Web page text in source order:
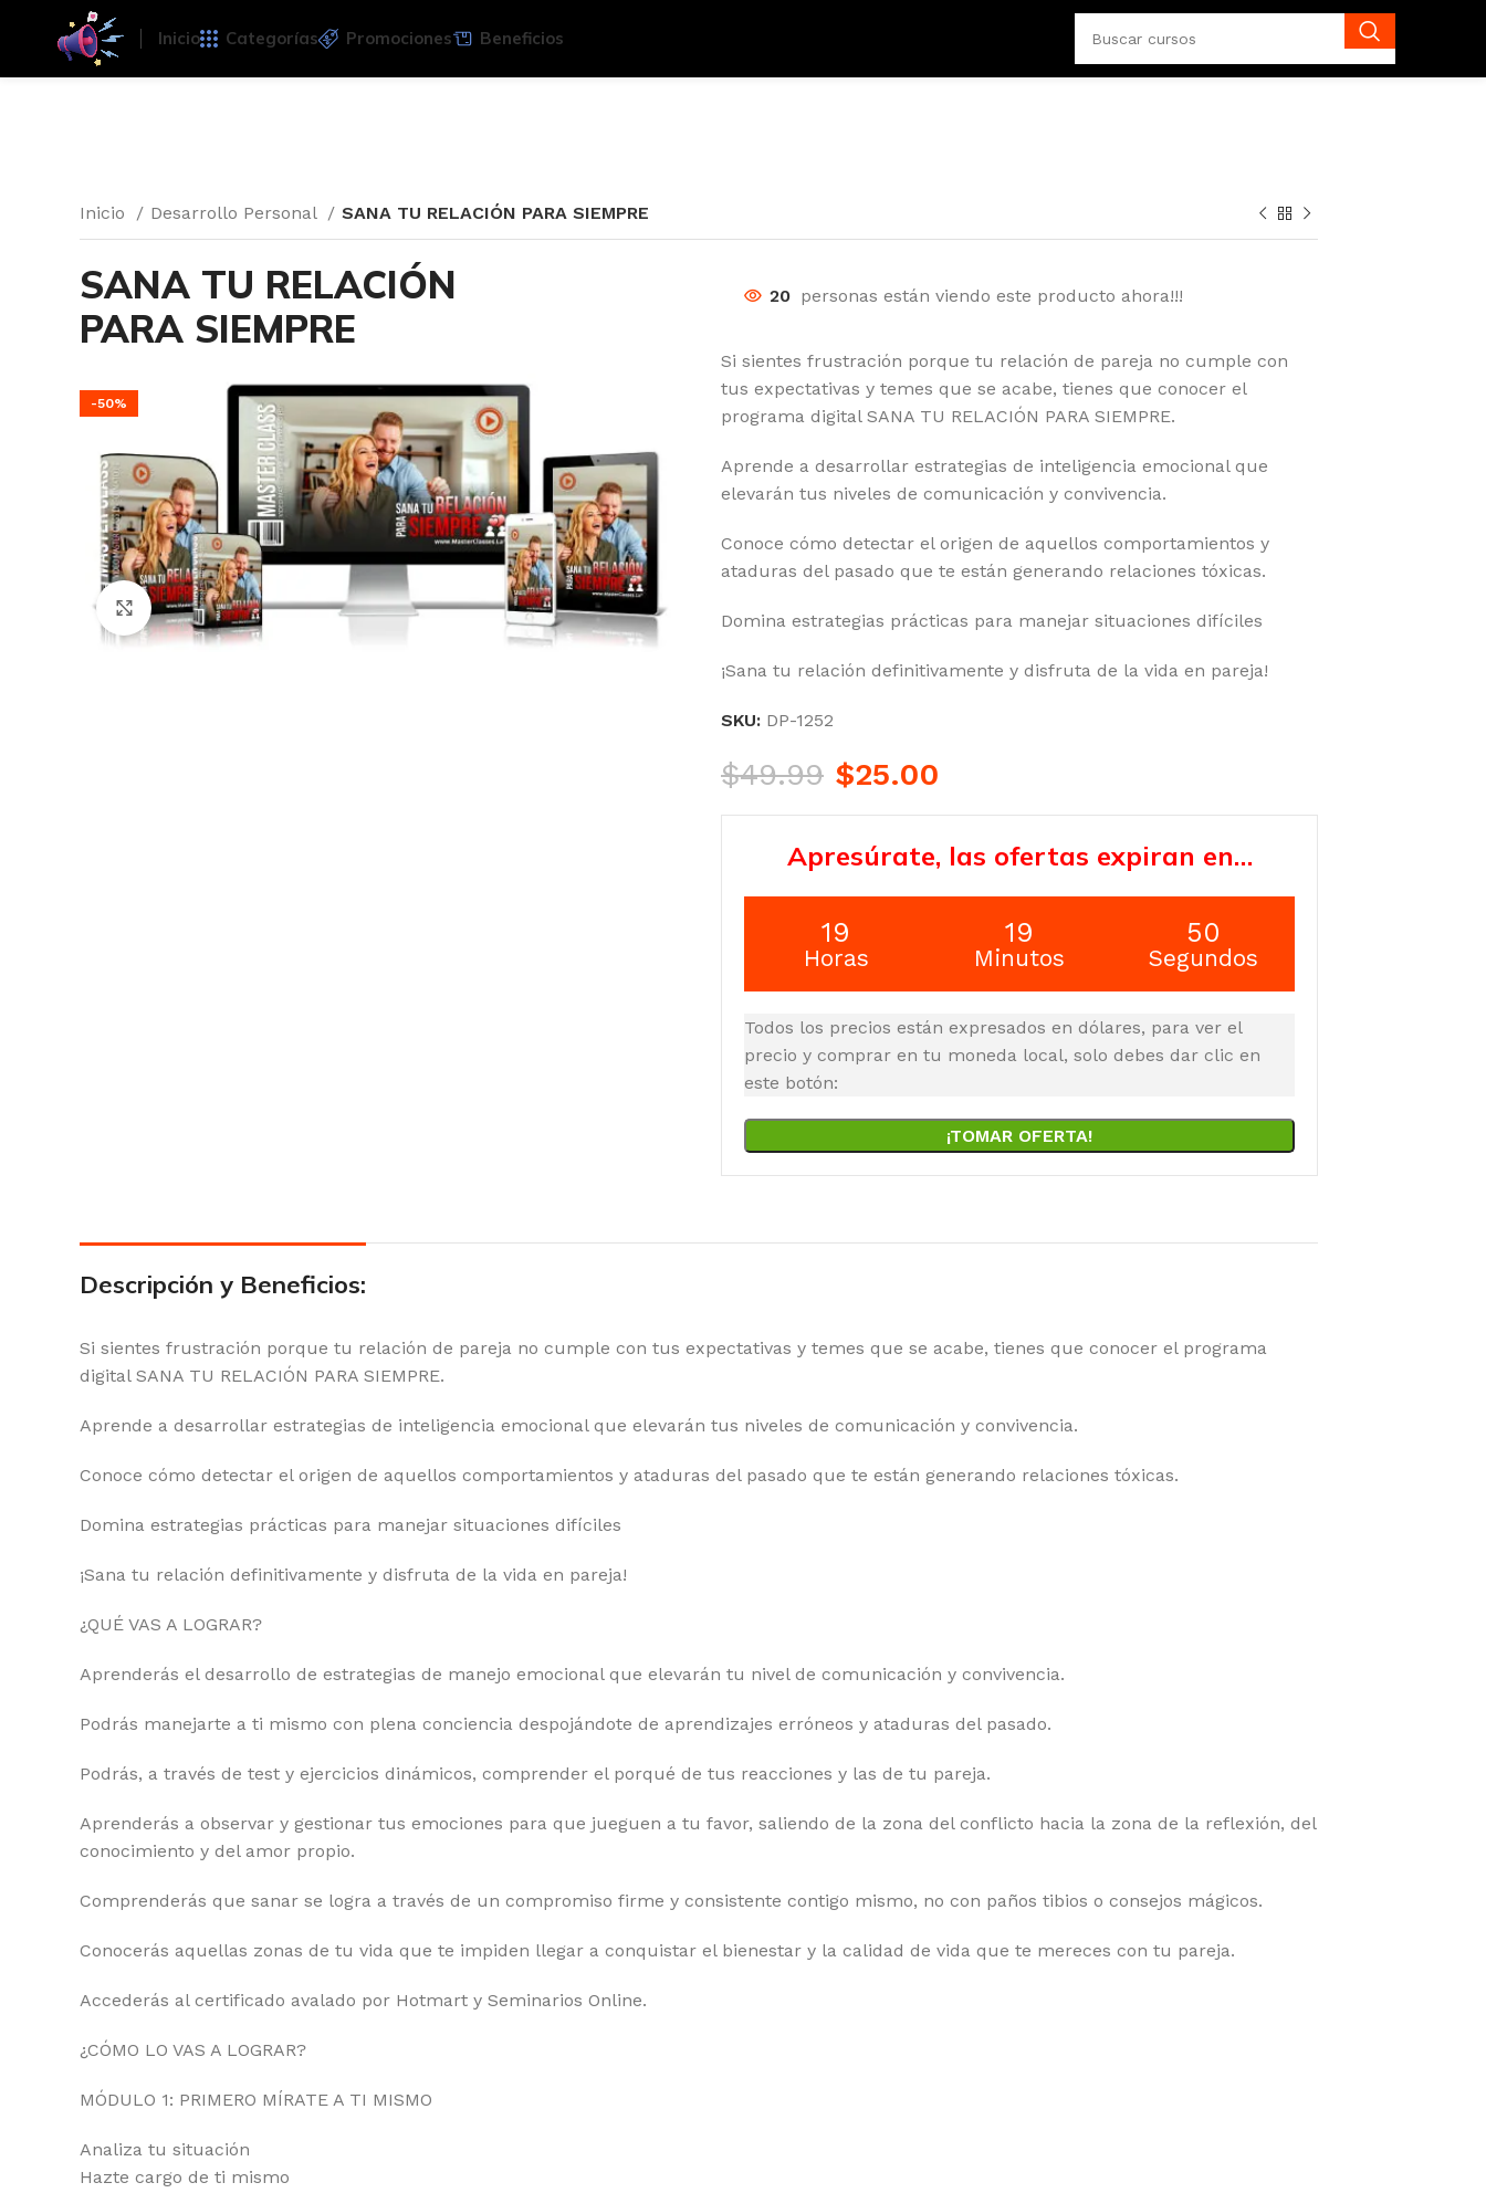
Inicio Categorías Promociones Beneficios
Inicio Desarrollo Personal SANA TU RELACIÓN PARA SIEMPRE
SANA TU RELACIÓN
PARA SIEMPRE
-50%
Click to enlarge
20 personas están viendo este producto ahora!!!
Si sientes frustración porque tu relación de pareja no cumple con
tus expectativas y temes que se acabe, tienes que conocer el
programa digital SANA TU RELACIÓN PARA SIEMPRE.
Aprende a desarrollar estrategias de inteligencia emocional que
elevarán tus niveles de comunicación y convivencia.
Conoce cómo detectar el origen de aquellos comportamientos y
ataduras del pasado que te están generando relaciones tóxicas.
Domina estrategias prácticas para manejar situaciones difíciles
¡Sana tu relación definitivamente y disfruta de la vida en pareja!
SKU: DP-1252
$49.99 $25.00
Apresúrate, las ofertas expiran en…
19
Horas
19
Minutos
49
Segundos
Todos los precios están expresados en dólares, para ver el
precio y comprar en tu moneda local, solo debes dar clic en
este botón:
¡TOMAR OFERTA!
Descripción y Beneficios:
Si sientes frustración porque tu relación de pareja no cumple con tus expectativas y temes que se acabe, tienes que conocer el programa
digital SANA TU RELACIÓN PARA SIEMPRE.
Aprende a desarrollar estrategias de inteligencia emocional que elevarán tus niveles de comunicación y convivencia.
Conoce cómo detectar el origen de aquellos comportamientos y ataduras del pasado que te están generando relaciones tóxicas.
Domina estrategias prácticas para manejar situaciones difíciles
¡Sana tu relación definitivamente y disfruta de la vida en pareja!
¿QUÉ VAS A LOGRAR?
Aprenderás el desarrollo de estrategias de manejo emocional que elevarán tu nivel de comunicación y convivencia.
Podrás manejarte a ti mismo con plena conciencia despojándote de aprendizajes erróneos y ataduras del pasado.
Podrás, a través de test y ejercicios dinámicos, comprender el porqué de tus reacciones y las de tu pareja.
Aprenderás a observar y gestionar tus emociones para que jueguen a tu favor, saliendo de la zona del conflicto hacia la zona de la reflexión, del
conocimiento y del amor propio.
Comprenderás que sanar se logra a través de un compromiso firme y consistente contigo mismo, no con paños tibios o consejos mágicos.
Conocerás aquellas zonas de tu vida que te impiden llegar a conquistar el bienestar y la calidad de vida que te mereces con tu pareja.
Accederás al certificado avalado por Hotmart y Seminarios Online.
¿CÓMO LO VAS A LOGRAR?
MÓDULO 1: PRIMERO MÍRATE A TI MISMO
Analiza tu situación
Hazte cargo de ti mismo